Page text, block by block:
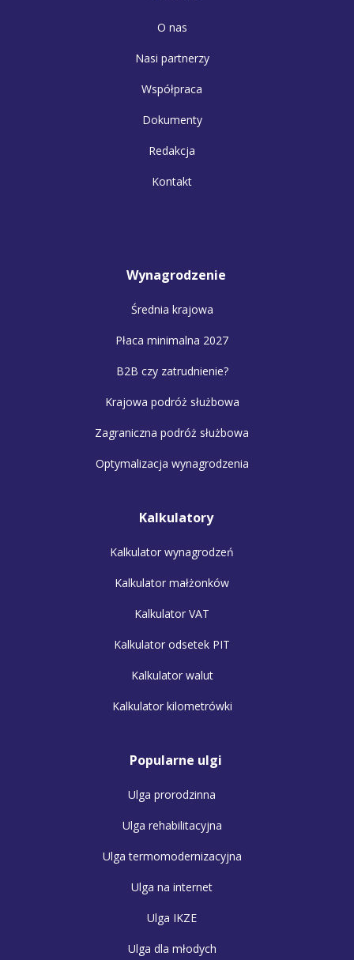
O nas
Nasi partnerzy
Współpraca
Dokumenty
Redakcja
Kontakt
Wynagrodzenie
Średnia krajowa
Płaca minimalna 2027
B2B czy zatrudnienie?
Krajowa podróż służbowa
Zagraniczna podróż służbowa
Optymalizacja wynagrodzenia
Kalkulatory
Kalkulator wynagrodzeń
Kalkulator małżonków
Kalkulator VAT
Kalkulator odsetek PIT
Kalkulator walut
Kalkulator kilometrówki
Popularne ulgi
Ulga prorodzinna
Ulga rehabilitacyjna
Ulga termomodernizacyjna
Ulga na internet
Ulga IKZE
Ulga dla młodych